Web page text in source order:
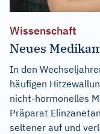
Wissenschaft
Neues
In den
häufigen
nicht-hormonelles
Präparat
seltener auf und